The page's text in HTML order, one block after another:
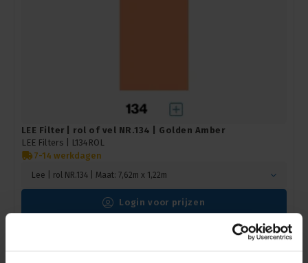
LEE Filter | rol of vel NR.134 | Golden Amber
LEE Filters |
L134ROL
7-14 werkdagen
Lee | rol NR.134 | Maat: 7,62m x 1,22m
Login voor prijzen